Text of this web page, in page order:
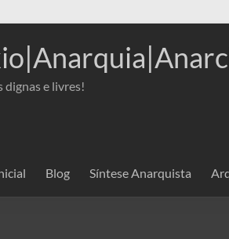
dignas e livres!
Blog Síntese Anarquista